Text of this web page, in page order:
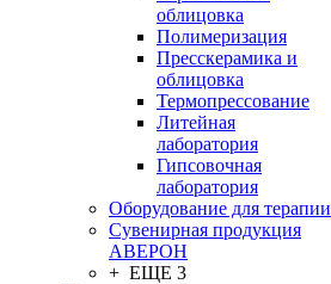
облицовка
Полимеризация
Пресскерамика и
облицовка
Термопрессование
Литейная
лаборатория
Гипсовочная
лаборатория
Оборудование для терапии
Сувенирная продукция
АВЕРОН
+ ЕЩЕ 3